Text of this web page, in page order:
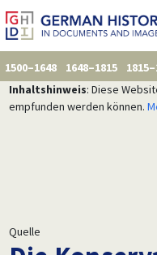
1500–1648 1648–1815
Inhaltshinweis: Diese
empfunden werden können.
Quelle